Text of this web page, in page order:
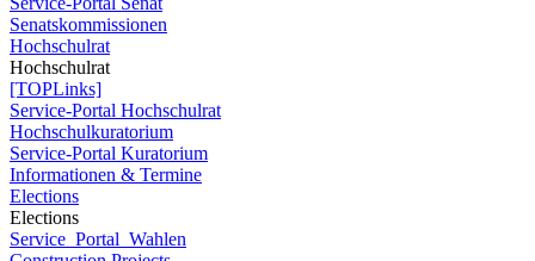
Senatskommissionen
Hochschulrat
Hochschulrat
[TOPLinks]
Service-Portal Hochschulrat
Hochschulkuratorium
Service-Portal Kuratorium
Informationen & Termine
Elections
Elections
Service_Portal_Wahlen